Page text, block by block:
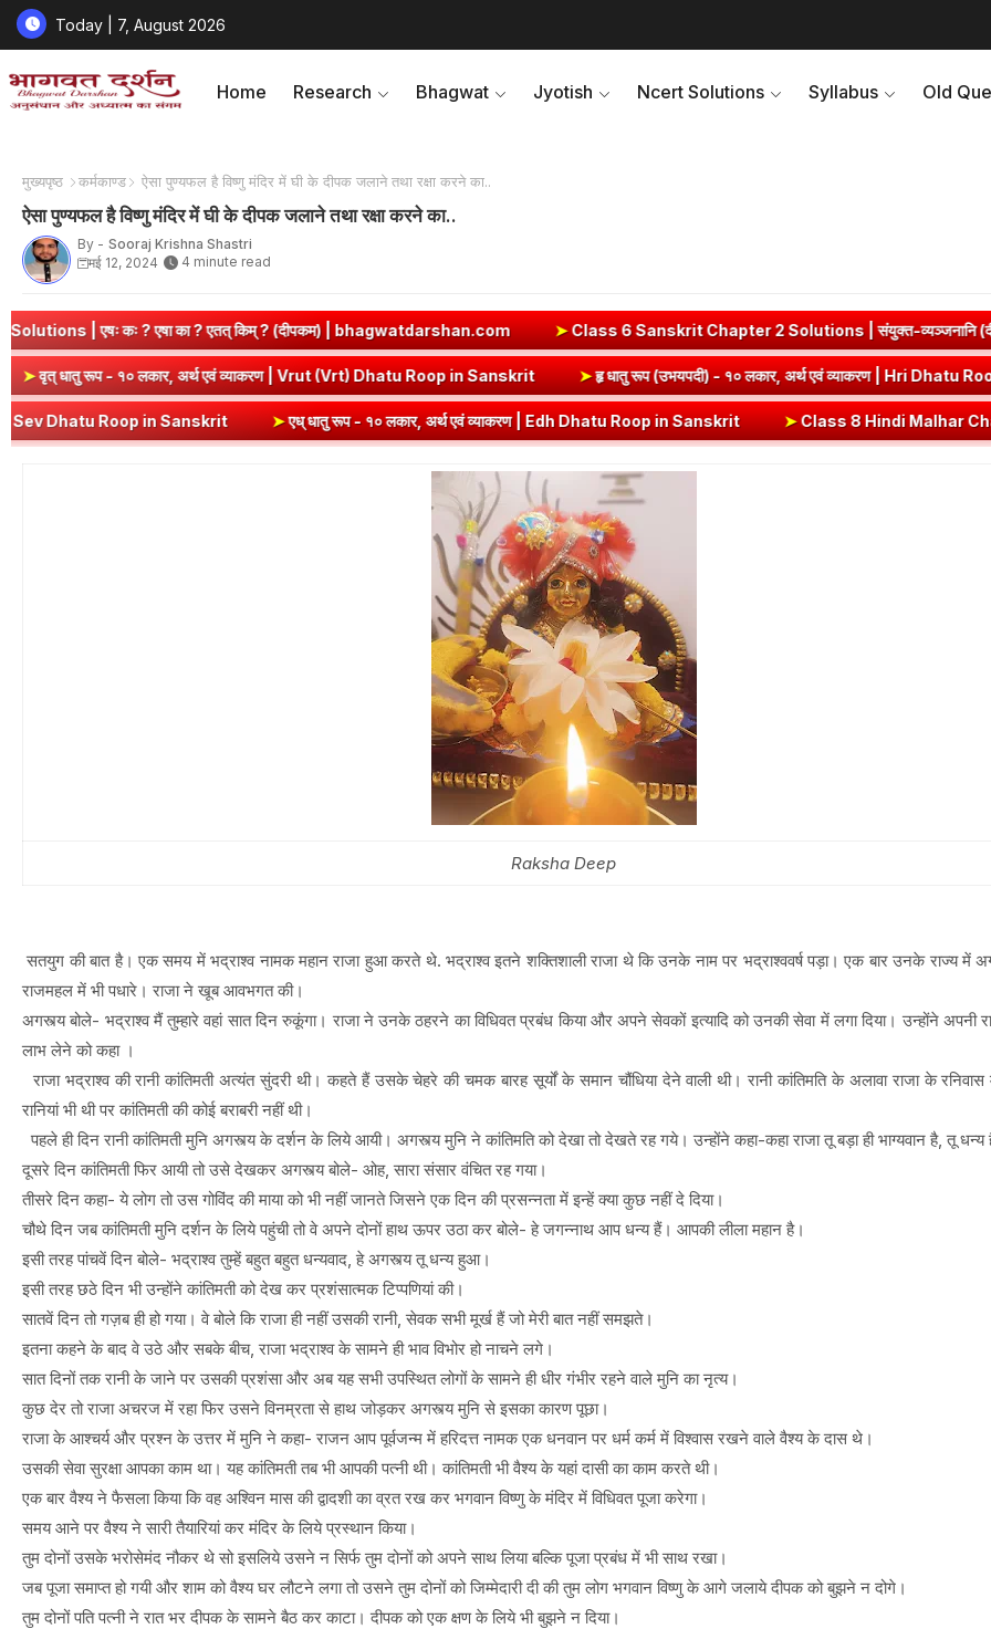
Today | 7, August 2026
Home Research Bhagwat Jyotish Ncert Solutions Syllabus Old
मुख्यपृष्ठ कर्मकाण्ड ऐसा पुण्यफल है विष्णु मंदिर में घी के दीपक जलाने तथा रक्षा करने का..
ऐसा पुण्यफल है विष्णु मंदिर में घी के दीपक जलाने तथा रक्षा करने का..
By - Sooraj Krishna Shastri
मई 12, 2024
4 minute read
एषा का ? एतत् किम् ? (दीपकम) | bhagwatdarshan.com ➤Class 6 Sanskrit Chapter 2 Solutions | संयुक्त-व्यञ्जनानि (दीपकम) |
in Sanskrit ➤वृत् धातु रूप - १० लकार, अर्थ एवं व्याकरण | Vrut (Vrt) Dhatu Roop in Sanskrit ➤हृ धातु रूप (उभयपदी) - १० लकार, अर्थ एवं
Roop in Sanskrit ➤एध् धातु रूप - १० लकार, अर्थ एवं व्याकरण | Edh Dhatu Roop in Sanskrit ➤Class 8 Hindi Malhar Chapter 4 Haridwar |
Raksha Deep
सतयुग की बात है। एक समय में भद्राश्व नामक महान राजा हुआ करते थे. भद्राश्व इतने शक्तिशाली राजा थे कि उनके नाम पर भद्राश्ववर्ष पड़ा। एक बार उनके राज्य में
राजमहल में भी पधारे। राजा ने खूब आवभगत की।
अगस्त्य बोले- भद्राश्व मैं तुम्हारे वहां सात दिन रुकूंगा। राजा ने उनके ठहरने का विधिवत प्रबंध किया और अपने सेवकों इत्यादि को उनकी सेवा में लगा दिया। उन्होंने अपनी
लाभ लेने को कहा ।
राजा भद्राश्व की रानी कांतिमती अत्यंत सुंदरी थी। कहते हैं उसके चेहरे की चमक बारह सूर्यों के समान चौंधिया देने वाली थी। रानी कांतिमति के अलावा राजा के
रानियां भी थी पर कांतिमती की कोई बराबरी नहीं थी।
पहले ही दिन रानी कांतिमती मुनि अगस्त्य के दर्शन के लिये आयी। अगस्त्य मुनि ने कांतिमति को देखा तो देखते रह गये। उन्होंने कहा-कहा राजा तू बड़ा ही भाग्यवान है, तू धन्य
दूसरे दिन कांतिमती फिर आयी तो उसे देखकर अगस्त्य बोले- ओह, सारा संसार वंचित रह गया।
तीसरे दिन कहा- ये लोग तो उस गोविंद की माया को भी नहीं जानते जिसने एक दिन की प्रसन्नता में इन्हें क्या कुछ नहीं दे दिया।
चौथे दिन जब कांतिमती मुनि दर्शन के लिये पहुंची तो वे अपने दोनों हाथ ऊपर उठा कर बोले- हे जगन्नाथ आप धन्य हैं। आपकी लीला महान है।
इसी तरह पांचवें दिन बोले- भद्राश्व तुम्हें बहुत बहुत धन्यवाद, हे अगस्त्य तू धन्य हुआ।
इसी तरह छठे दिन भी उन्होंने कांतिमती को देख कर प्रशंसात्मक टिप्पणियां की।
सातवें दिन तो गज़ब ही हो गया। वे बोले कि राजा ही नहीं उसकी रानी, सेवक सभी मूर्ख हैं जो मेरी बात नहीं समझते।
इतना कहने के बाद वे उठे और सबके बीच, राजा भद्राश्व के सामने ही भाव विभोर हो नाचने लगे।
सात दिनों तक रानी के जाने पर उसकी प्रशंसा और अब यह सभी उपस्थित लोगों के सामने ही धीर गंभीर रहने वाले मुनि का नृत्य।
कुछ देर तो राजा अचरज में रहा फिर उसने विनम्रता से हाथ जोड़कर अगस्त्य मुनि से इसका कारण पूछा।
राजा के आश्चर्य और प्रश्न के उत्तर में मुनि ने कहा- राजन आप पूर्वजन्म में हरिदत्त नामक एक धनवान पर धर्म कर्म में विश्वास रखने वाले वैश्य के दास थे।
उसकी सेवा सुरक्षा आपका काम था। यह कांतिमती तब भी आपकी पत्नी थी। कांतिमती भी वैश्य के यहां दासी का काम करते थी।
एक बार वैश्य ने फैसला किया कि वह अश्विन मास की द्वादशी का व्रत रख कर भगवान विष्णु के मंदिर में विधिवत पूजा करेगा।
समय आने पर वैश्य ने सारी तैयारियां कर मंदिर के लिये प्रस्थान किया।
तुम दोनों उसके भरोसेमंद नौकर थे सो इसलिये उसने न सिर्फ तुम दोनों को अपने साथ लिया बल्कि पूजा प्रबंध में भी साथ रखा।
जब पूजा समाप्त हो गयी और शाम को वैश्य घर लौटने लगा तो उसने तुम दोनों को जिम्मेदारी दी की तुम लोग भगवान विष्णु के आगे जलाये दीपक को बुझने न दोगे।
तुम दोनों पति पत्नी ने रात भर दीपक के सामने बैठ कर काटा। दीपक को एक क्षण के लिये भी बुझने न दिया।